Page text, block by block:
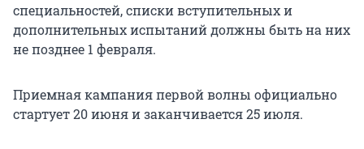
специальностей, списки вступительных и
дополнительных испытаний должны быть на них
не позднее 1 февраля.
Приемная кампания первой волны официально
стартует 20 июня и заканчивается 25 июля.